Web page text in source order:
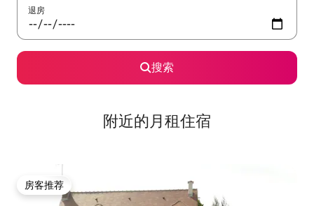
退房
搜索
附近的月租住宿
房客推荐
房客推荐